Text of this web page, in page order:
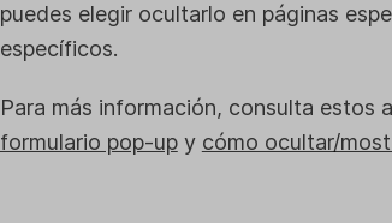
puedes elegir ocultarlo en páginas
específicos.
Para más información, consulta estos
formulario pop-upy cómo ocultar/